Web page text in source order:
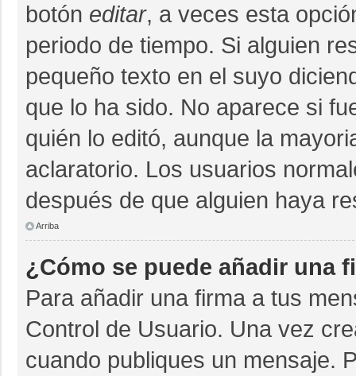
botón editar, a veces esta
periodo de tiempo. Si alguien
pequeño texto en el suyo
que lo ha sido. No aparece si
quién lo editó, aunque la
aclaratorio. Los usuarios
después de que alguien haya
Arriba
¿Cómo se puede añadir una
Para añadir una firma a tus
Control de Usuario. Una vez
cuando publiques un mensaje.